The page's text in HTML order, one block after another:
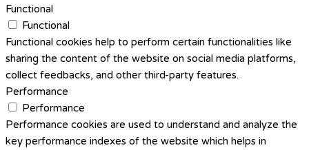
Functional
Functional
Functional cookies help to perform certain functionalities like
sharing the content of the website on social media platforms,
collect feedbacks, and other third-party features.
Performance
Performance
Performance cookies are used to understand and analyze the
key performance indexes of the website which helps in